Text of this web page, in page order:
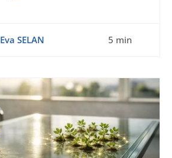
Eva SELAN 5 min